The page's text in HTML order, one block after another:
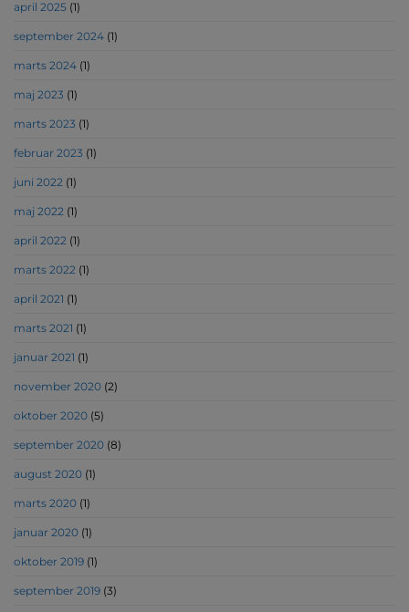
april 2025 (1)
september 2024 (1)
marts 2024 (1)
maj 2023 (1)
marts 2023 (1)
februar 2023 (1)
juni 2022 (1)
maj 2022 (1)
april 2022 (1)
marts 2022 (1)
april 2021 (1)
marts 2021 (1)
januar 2021 (1)
november 2020 (2)
oktober 2020 (5)
september 2020 (8)
august 2020 (1)
marts 2020 (1)
januar 2020 (1)
oktober 2019 (1)
september 2019 (3)